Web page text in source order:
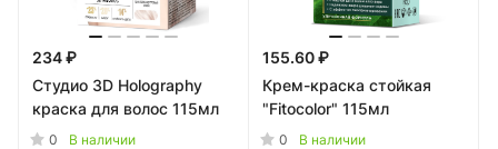
234 ₽
Студио 3D Holography
краска для волос 115мл
0 В наличии
155.60 ₽
Крем-краска стойкая
"Fitocolor" 115мл
0 В наличии